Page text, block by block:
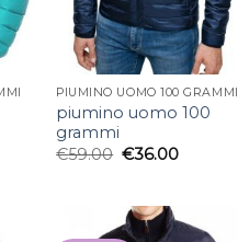
PIUMINO UOMO 100 GRAMMI
piumino uomo 100
grammi
€59.00 €36.00